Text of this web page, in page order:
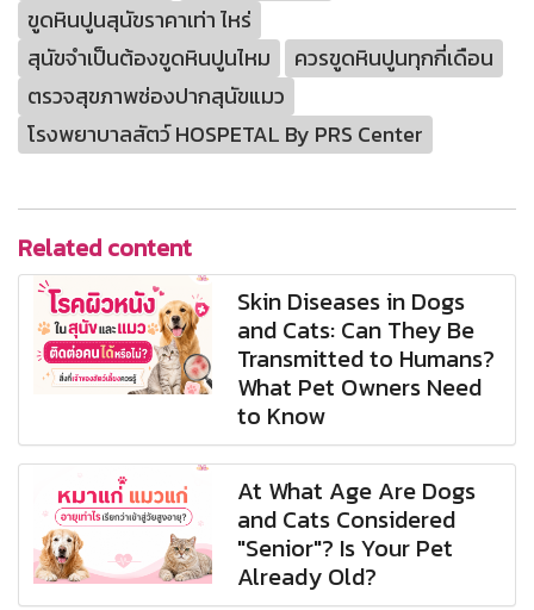
ขูดหินปูนสุนัขราคาเท่า ไหร่
สุนัขจำเป็นต้องขูดหินปูนไหม
ควรขูดหินปูนทุกกี่เดือน
ตรวจสุขภาพช่องปากสุนัขแมว
โรงพยาบาลสัตว์ HOSPETAL By PRS Center
Related content
Skin Diseases in Dogs
and Cats: Can They Be
Transmitted to Humans?
What Pet Owners Need
to Know
At What Age Are Dogs
and Cats Considered
"Senior"? Is Your Pet
Already Old?